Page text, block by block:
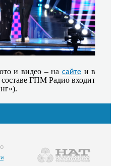
и видео – на сайтеи в
ГПМ Радио входит